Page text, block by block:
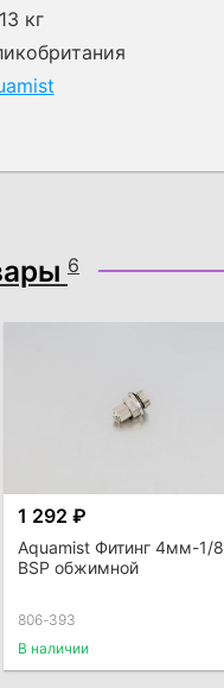
кг
6
1 292 ₽
Aquamist Фитинг 4мм-1/8
BSP обжимной
806-393
В наличии